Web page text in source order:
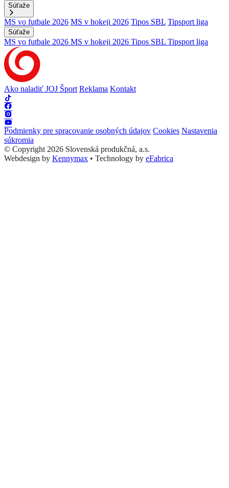
Súťaže
MS vo futbale 2026 MS v hokeji 2026 Tipos SBL Tipsport liga
Súťaže
MS vo futbale 2026 MS v hokeji 2026 Tipos SBL Tipsport liga
Ako naladiť JOJ Šport Reklama Kontakt
Podmienky pre spracovanie osobných údajov Cookies Nastavenia
súkromia
© Copyright 2026 Slovenská produkčná, a.s.
Webdesign by Kennymax • Technology by eFabrica